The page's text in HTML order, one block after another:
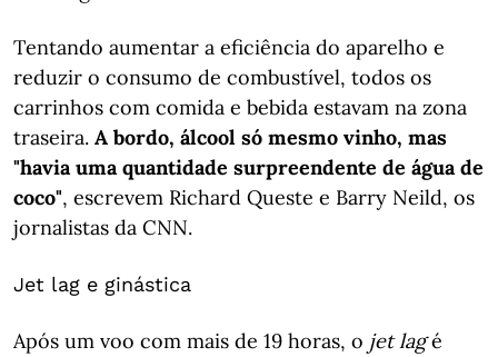
Tentando aumentar a eficiência do aparelho e
reduzir o consumo de combustível, todos os
carrinhos com comida e bebida estavam na zona
traseira. A bordo, álcool só mesmo vinho, mas
"havia uma quantidade surpreendente de água de
coco", escrevem Richard Queste e Barry Neild, os
jornalistas da CNN.
Jet lag e ginástica
Após um voo com mais de 19 horas, o jet lagé